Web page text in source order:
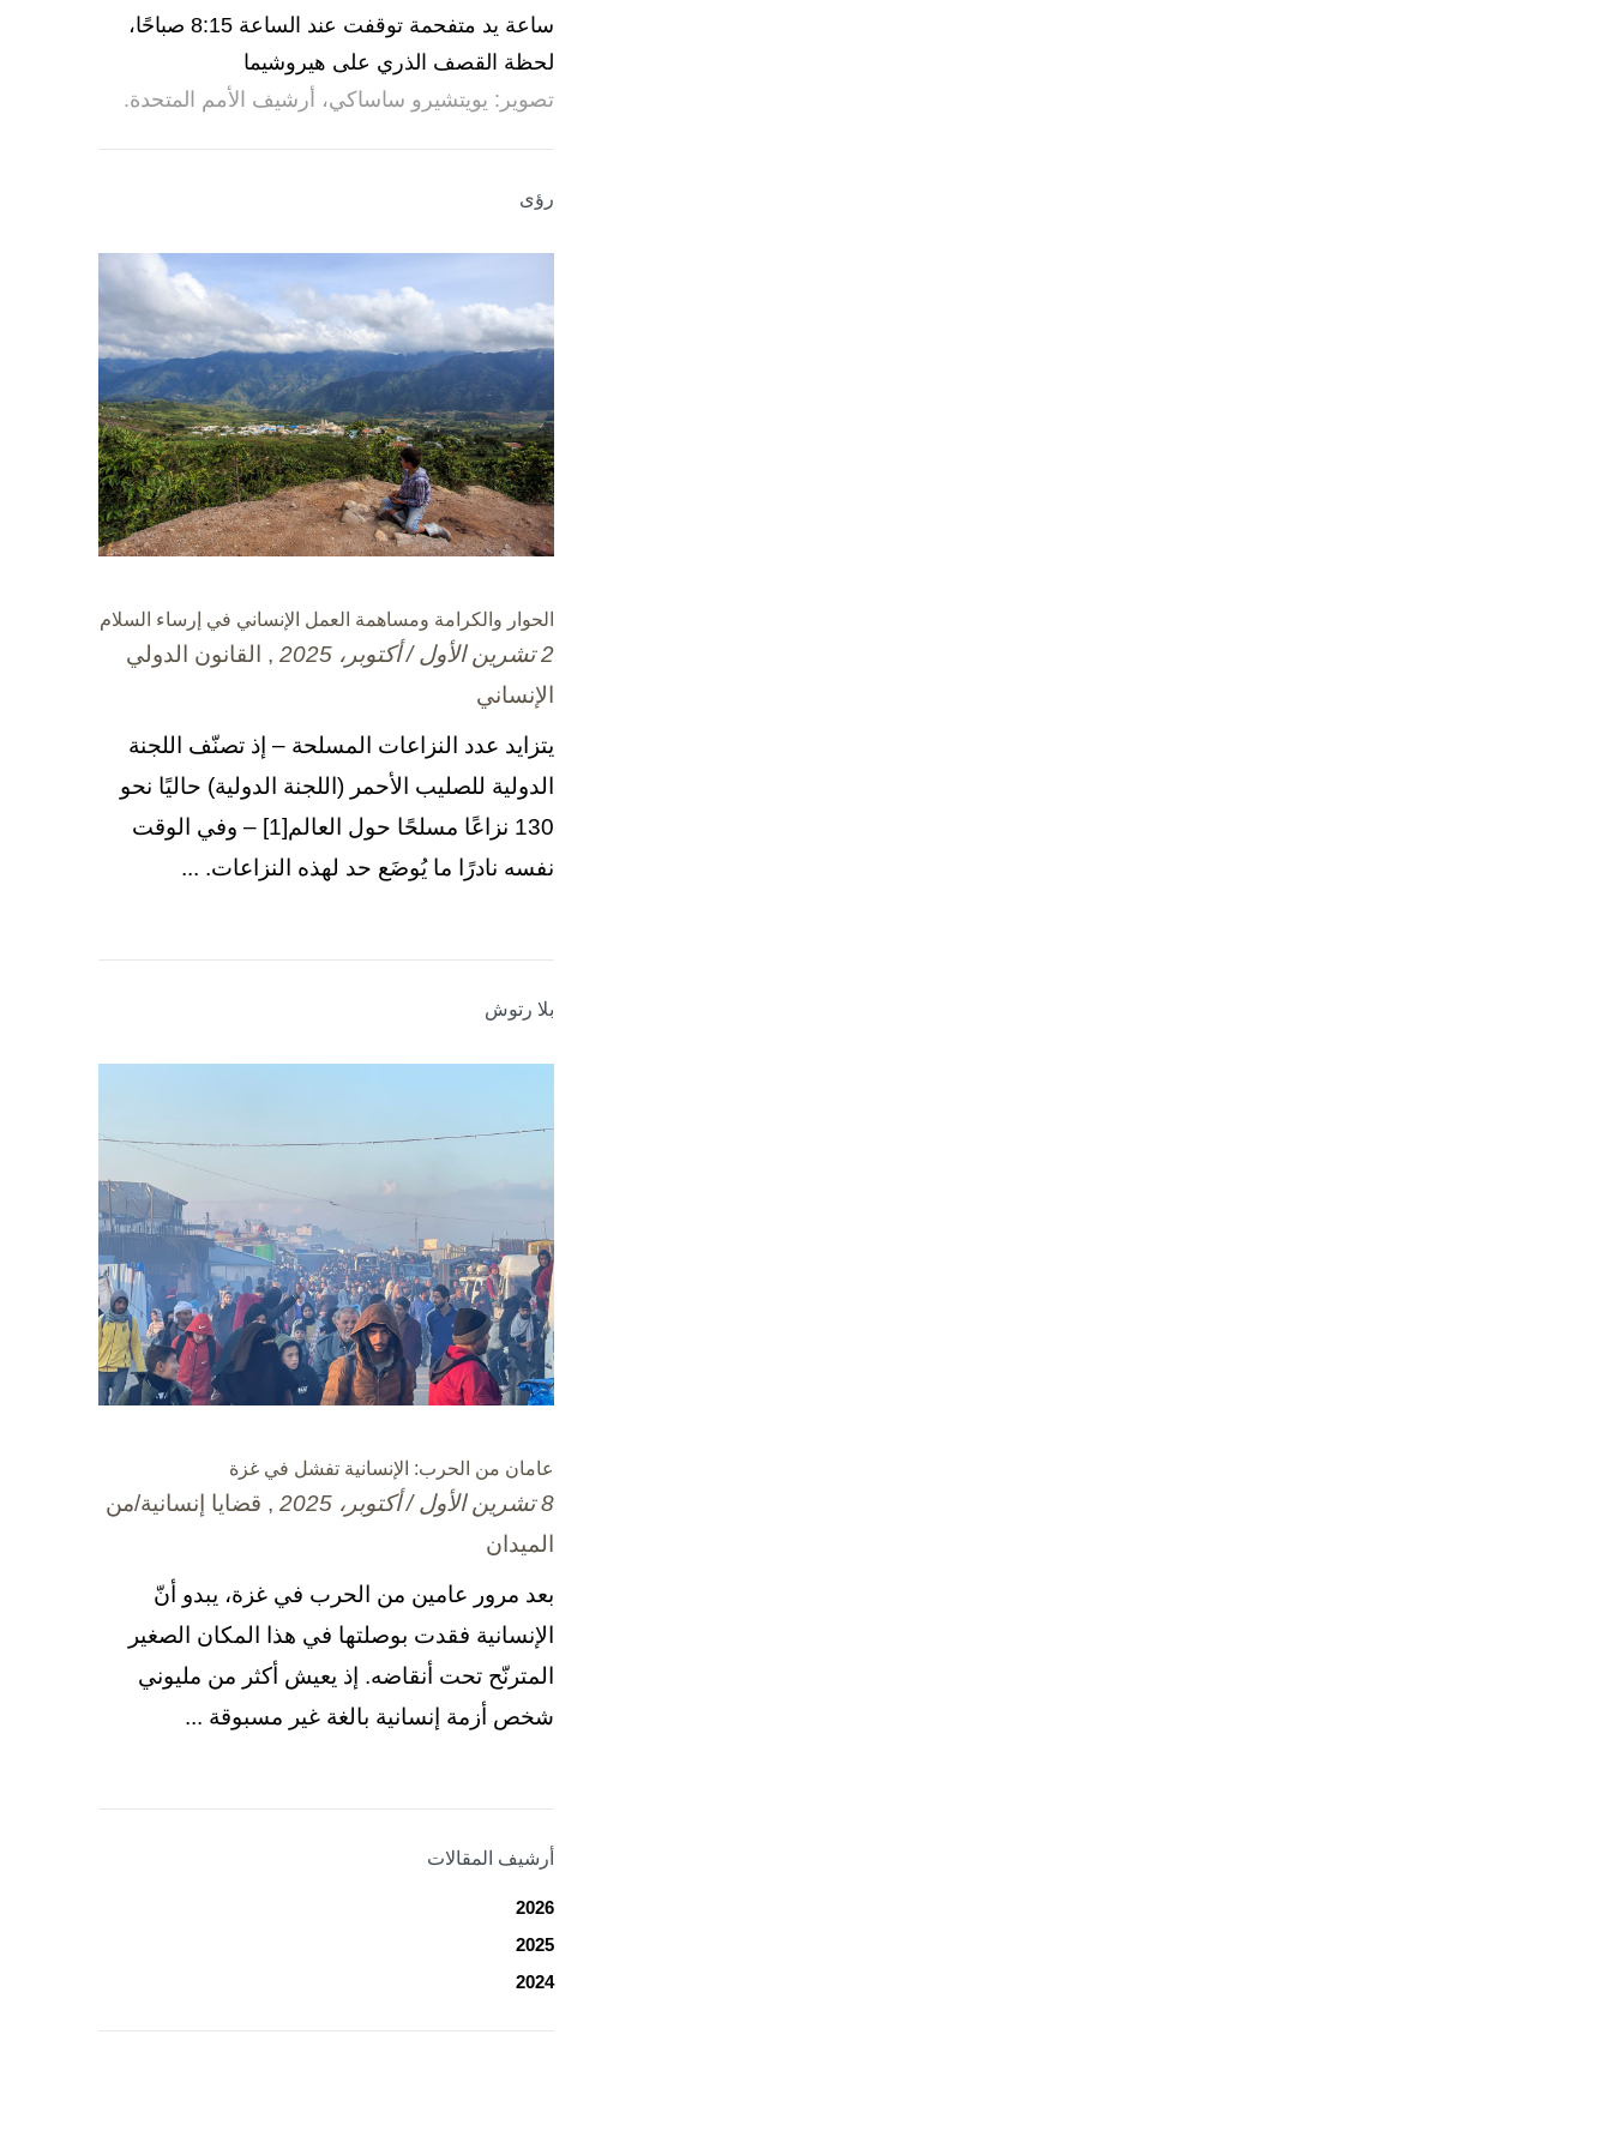
ساعة يد متفحمة توقفت عند الساعة 8:15 صباحًا،
لحظة القصف الذري على هيروشيما
تصوير: يويتشيرو ساساكي، أرشيف الأمم المتحدة.
رؤى
الحوار والكرامة ومساهمة العمل الإنساني في إرساء السلام
2 تشرين الأول / أكتوبر، 2025
, القانون الدولي
الإنساني
يتزايد عدد النزاعات المسلحة – إذ تصنّف اللجنة
الدولية للصليب الأحمر (اللجنة الدولية) حاليًا نحو
130 نزاعًا مسلحًا حول العالم[1] – وفي الوقت
نفسه نادرًا ما يُوضَع حد لهذه النزاعات. ...
بلا رتوش
عامان من الحرب: الإنسانية تفشل في غزة
8 تشرين الأول / أكتوبر، 2025
, قضايا إنسانية/من
الميدان
بعد مرور عامين من الحرب في غزة، يبدو أنّ
الإنسانية فقدت بوصلتها في هذا المكان الصغير
المترنّح تحت أنقاضه. إذ يعيش أكثر من مليوني
شخص أزمة إنسانية بالغة غير مسبوقة ...
أرشيف المقالات
2026
2025
2024